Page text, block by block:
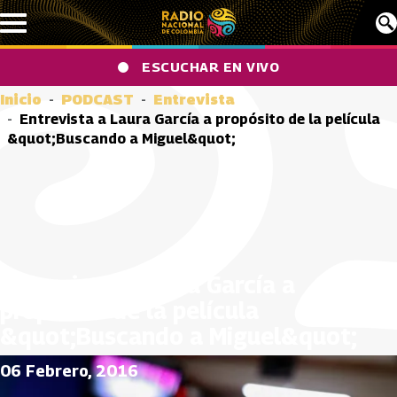
Pasar al contenido principal
ESCUCHAR EN VIVO
Inicio PODCAST
Entrevista
Entrevista a Laura García a propósito de la película
&quot;Buscando a Miguel&quot;
06 Febrero, 2016